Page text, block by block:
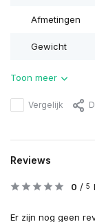
Afmetingen
Gewicht
Toon meer
Vergelijk
Reviews
0 / 5
Er zijn nog geen